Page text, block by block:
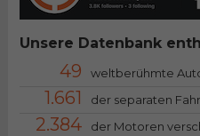
Unsere Datenbank
49 weltberühmte
1.661 der separaten
2.384 der Motoren